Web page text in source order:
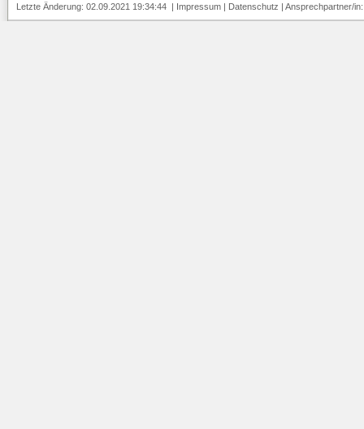
Letzte Änderung: 02.09.2021 19:34:44 | Impressum | Datenschutz | Ansprechpartner/